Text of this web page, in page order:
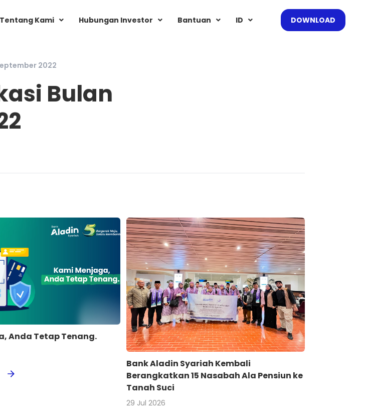
Tentang Kami Hubungan Investor Bantuan ID DOWNLOAD
2022
Bulan
Anda Tetap Tenang.
Bank Aladin Syariah Kembali
Berangkatkan 15 Nasabah Ala Pensiun ke
Tanah Suci
29 Jul 2026